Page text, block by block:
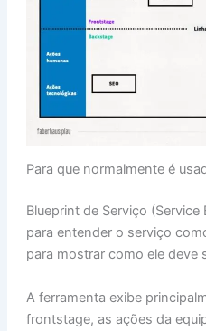
Para que normalmente é
Blueprint de Serviço
para entender o serviço
para mostrar como ele deve
A ferramenta exibe
frontstage, as ações da